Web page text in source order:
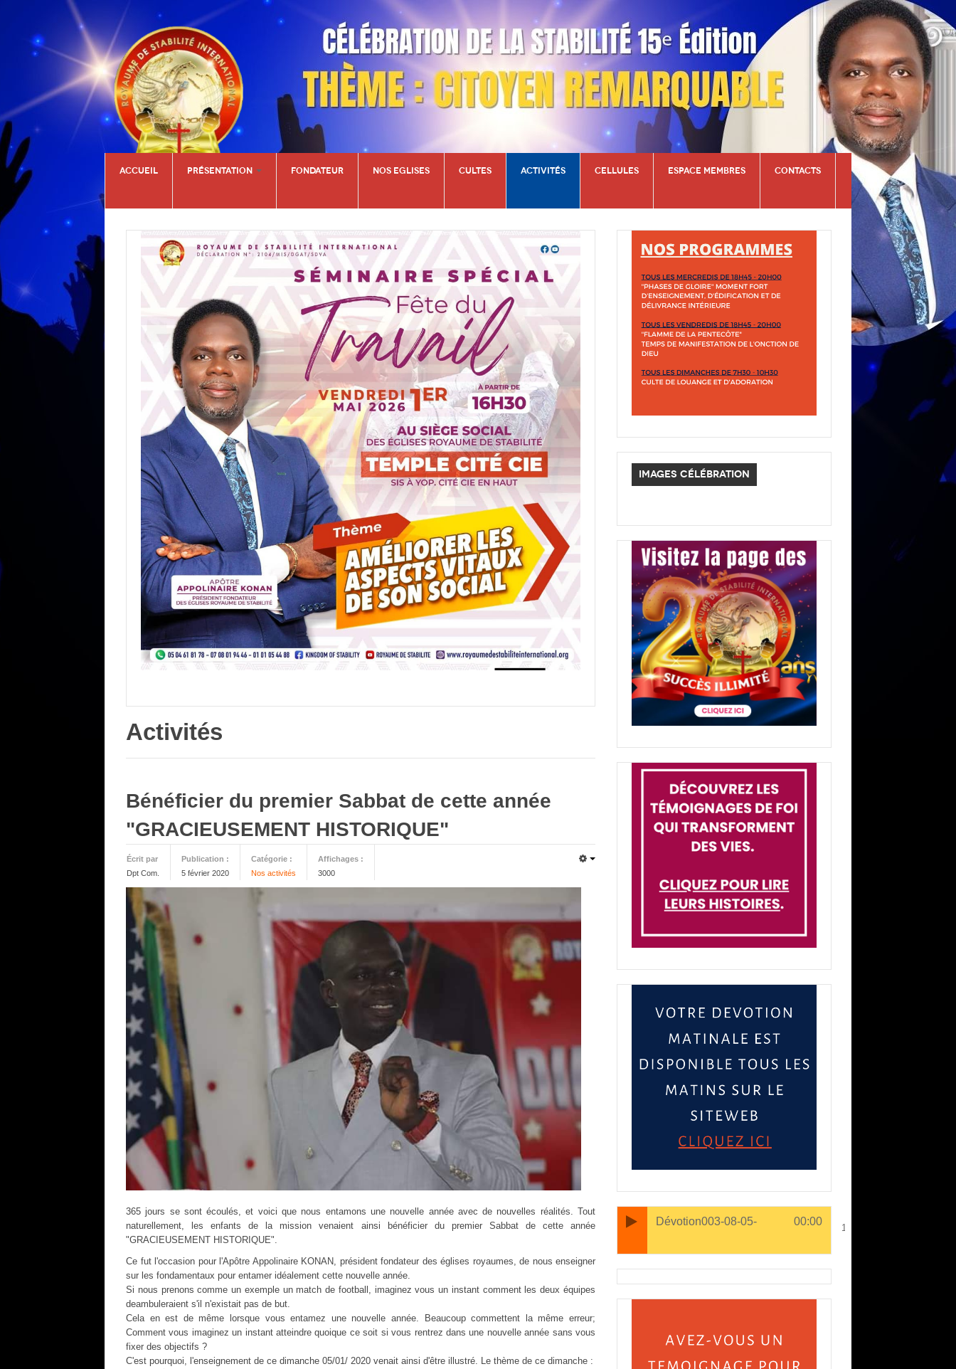
ACCUEIL PRÉSENTATION FONDATEUR NOS EGLISES CULTES ACTIVITÉS CELLULES ESPACE MEMBRES CONTACTS
Activités
Bénéficier du premier Sabbat de cette année
"GRACIEUSEMENT HISTORIQUE"
Écrit par
Dpt Com.
Publication :
5 février 2020
Catégorie :
Nos activités
Affichages :
3000
365 jours se sont écoulés, et voici que nous entamons une nouvelle année avec de nouvelles réalités. Tout
naturellement, les enfants de la mission venaient ainsi bénéficier du premier Sabbat de cette année
"GRACIEUSEMENT HISTORIQUE".
Ce fut l'occasion pour l'Apôtre Appolinaire KONAN, président fondateur des églises royaumes, de nous enseigner
sur les fondamentaux pour entamer idéalement cette nouvelle année.
Si nous prenons comme un exemple un match de football, imaginez vous un instant comment les deux équipes
deambuleraient s'il n'existait pas de but.
Cela en est de même lorsque vous entamez une nouvelle année. Beaucoup commettent la même erreur;
Comment vous imaginez un instant atteindre quoique ce soit si vous rentrez dans une nouvelle année sans vous
fixer des objectifs ?
C'est pourquoi, l'enseignement de ce dimanche 05/01/ 2020 venait ainsi d'être illustré. Le thème de ce dimanche :
IMAGES CÉLÉBRATION
1. Dévotion003-08-05-
Dévotion003-08-05- 00:00